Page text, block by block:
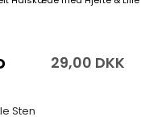
29,00 DKK